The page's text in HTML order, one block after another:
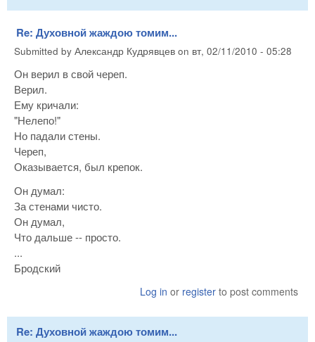
Re: Духовной жаждою томим...
Submitted by Александр Кудрявцев on вт, 02/11/2010 - 05:28
Он верил в свой череп.
Верил.
Ему кричали:
"Нелепо!"
Но падали стены.
Череп,
Оказывается, был крепок.
Он думал:
За стенами чисто.
Он думал,
Что дальше -- просто.
...
Бродский
Log in or register to post comments
Re: Духовной жаждою томим...